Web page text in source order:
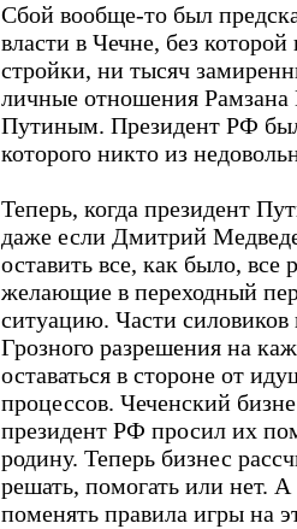
Сбой вообще-то был
власти в Чечне, без
стройки, ни тысяч
личные отношения
Путиным. Президент РФ
которого никто из
Теперь, когда президент
даже если Дмитрий
оставить все, как было, все
желающие в переходный
ситуацию. Части силовиков
Грозного разрешения на
оставаться в стороне от
процессов. Чеченский
президент РФ просил их
родину. Теперь бизнес
решать, помогать или нет.
поменять правила игры на